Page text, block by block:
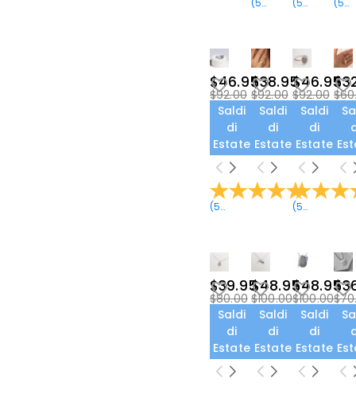
(5Recensioni
(5 (5
$46.95
$92.00
Saldi
di
Estate
(5Recensioni
$38.95
$92.00
Saldi
di
Estate
$46.95
$92.00
Saldi
di
Estate
(5
$39.95
$80.00
Saldi
di
Estate
$48.95
$100.00
Saldi
di
Estate
$48.95
$100.00
Saldi
di
Estate